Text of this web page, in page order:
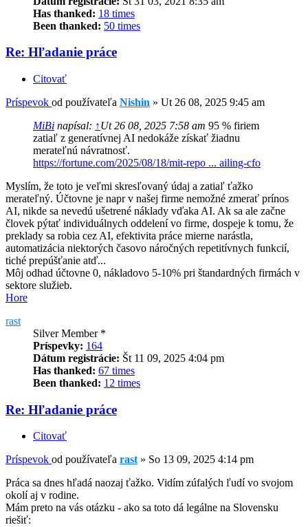
Has thanked: 18 times
Been thanked: 50 times
Re: Hľadanie práce
Citovať
Príspevok od používateľa Nishin » Ut 26 08, 2025 9:45 am
MiBi napísal: ↑Ut 26 08, 2025 7:58 am 95 % firiem
zatiaľ z generatívnej AI nedokáže získať žiadnu
merateľnú návratnosť.
https://fortune.com/2025/08/18/mit-repo ... ailing-cfo
Myslím, že toto je veľmi skresľovaný údaj a zatiaľ ťažko
merateľný. Účtovne je napr v našej firme nemožné zmerať prínos
AI, nikde sa nevedú ušetrené náklady vďaka AI. Ak sa ale začne
človek pýtať individuálnych oddelení vo firme, dospeje k tomu, že
preklady sa robia cez AI, efektivita práce mierne narástla,
automatizácia niektorých časovo náročných repetitívnych funkcií,
tiché prepúšťanie atď...
Môj odhad účtovne 0, nákladovo 5-10% pri štandardných firmách v
sektore služieb.
Hore
rast
Silver Member *
Príspevky: 164
Dátum registrácie: Št 11 09, 2025 4:04 pm
Has thanked: 67 times
Been thanked: 12 times
Re: Hľadanie práce
Citovať
Príspevok od používateľa rast» So 13 09, 2025 4:14 pm
Práca sa dnes hľadá naozaj ťažko. Vidím zúfalých ľudí vo svojom
okolí aj v rodine.
Mám preto na vás otázku - ako sa toto dá legálne na Slovensku
riešiť: